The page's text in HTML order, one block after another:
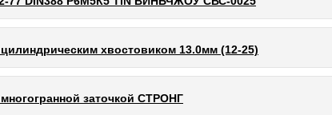
хвостовиком 13.0мм (12-25)
заточкой СТРОНГ